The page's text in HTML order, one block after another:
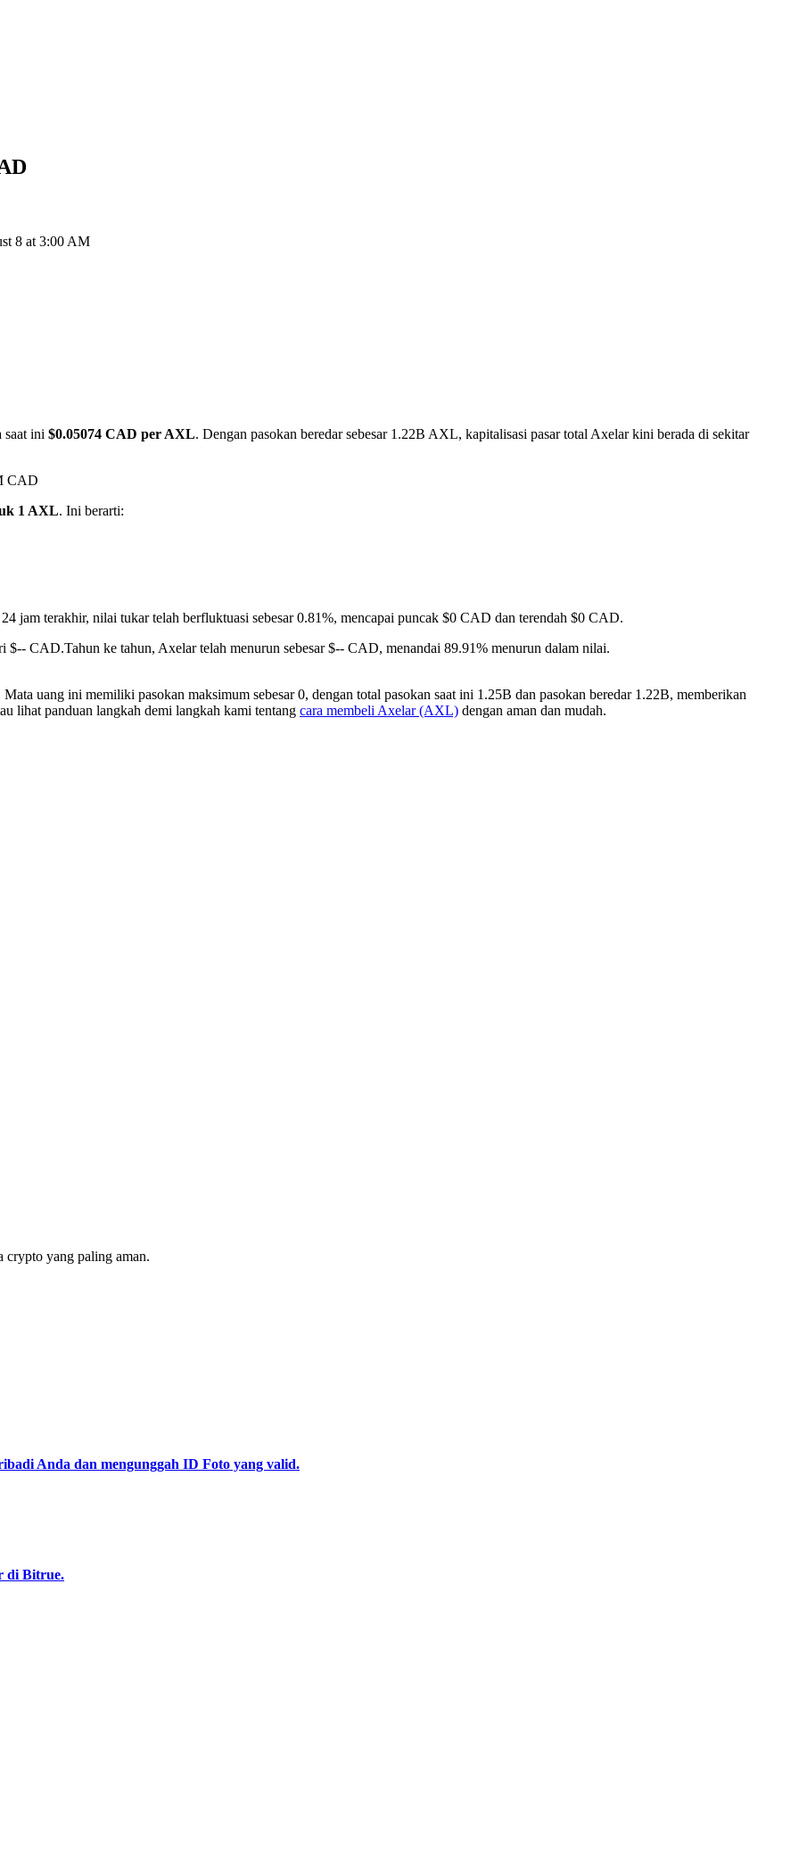
8 at 3:00 AM
saat ini $0.05074 CAD per AXL. Dengan pasokan beredar sebesar 1.22B AXL, kapitalisasi pasar total Axelar kini berada di sekitar
CAD
1 AXL. Ini berarti:
jam terakhir, nilai tukar telah berfluktuasi sebesar 0.81%, mencapai puncak $0 CAD dan terendah $0 CAD.
$-- CAD.Tahun ke tahun, Axelar telah menurun sebesar $-- CAD, menandai 89.91% menurun dalam nilai.
uang ini memiliki pasokan maksimum sebesar 0, dengan total pasokan saat ini 1.25B dan pasokan beredar 1.22B, memberikan
lihat panduan langkah demi langkah kami tentang cara membeli Axelar (AXL) dengan aman dan mudah.
crypto yang paling aman.
Anda dan mengunggah ID Foto yang valid.
di Bitrue.